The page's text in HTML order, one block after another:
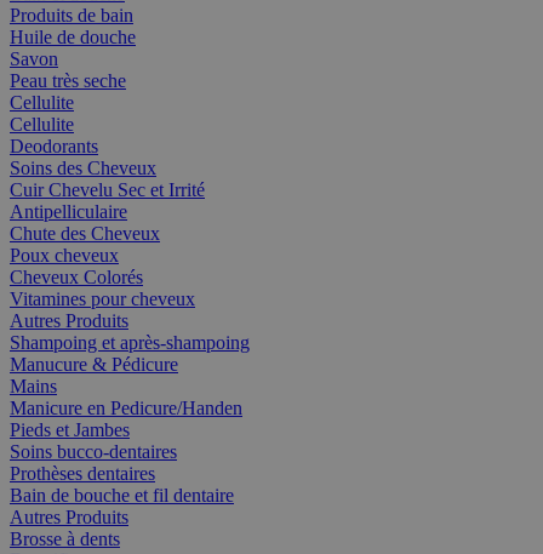
Produits de bain
Huile de douche
Savon
Peau très seche
Cellulite
Cellulite
Deodorants
Soins des Cheveux
Cuir Chevelu Sec et Irrité
Antipelliculaire
Chute des Cheveux
Poux cheveux
Cheveux Colorés
Vitamines pour cheveux
Autres Produits
Shampoing et après-shampoing
Manucure & Pédicure
Mains
Manicure en Pedicure/Handen
Pieds et Jambes
Soins bucco-dentaires
Prothèses dentaires
Bain de bouche et fil dentaire
Autres Produits
Brosse à dents